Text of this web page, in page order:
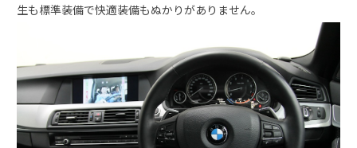
生も標準装備で快適装備もぬかりがありません。